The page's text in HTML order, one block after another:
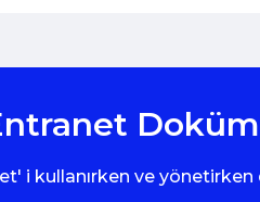
i kullanırken ve yönetirken